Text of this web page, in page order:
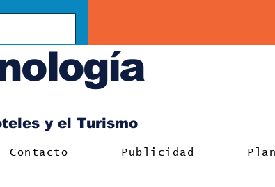
y el Turismo
Contacto Publicidad